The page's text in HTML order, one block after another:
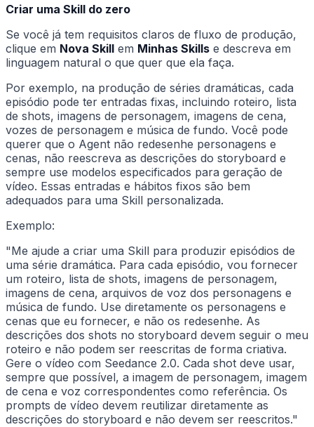
Criar uma Skill do zero
Se você já tem requisitos claros de fluxo de produção,
clique em Nova Skill em Minhas Skills e descreva em
linguagem natural o que quer que ela faça.
Por exemplo, na produção de séries dramáticas, cada
episódio pode ter entradas fixas, incluindo roteiro, lista
de shots, imagens de personagem, imagens de cena,
vozes de personagem e música de fundo. Você pode
querer que o Agent não redesenhe personagens e
cenas, não reescreva as descrições do storyboard e
sempre use modelos especificados para geração de
vídeo. Essas entradas e hábitos fixos são bem
adequados para uma Skill personalizada.
Exemplo:
"Me ajude a criar uma Skill para produzir episódios de
uma série dramática. Para cada episódio, vou fornecer
um roteiro, lista de shots, imagens de personagem,
imagens de cena, arquivos de voz dos personagens e
música de fundo. Use diretamente os personagens e
cenas que eu fornecer, e não os redesenhe. As
descrições dos shots no storyboard devem seguir o meu
roteiro e não podem ser reescritas de forma criativa.
Gere o vídeo com Seedance 2.0. Cada shot deve usar,
sempre que possível, a imagem de personagem, imagem
de cena e voz correspondentes como referência. Os
prompts de vídeo devem reutilizar diretamente as
descrições do storyboard e não devem ser reescritos."